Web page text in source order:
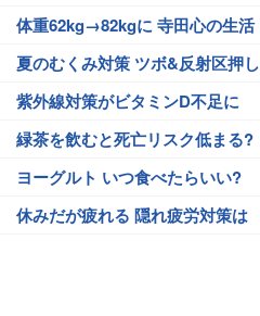
体重62kg→82kgに 寺田心の生活
夏のむくみ対策 ツボ&反射区押し
紫外線対策がビタミンD不足に
緑茶を飲むと死亡リスク低まる?
ヨーグルト いつ食べたらいい?
休みだが疲れる 隠れ疲労対策は